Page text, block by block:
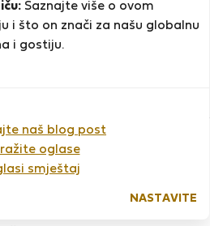
Saznajte više o ovom
i što on znači za našu globalnu
i gostiju.
naš blog post
oglase
smještaj
NASTAVITE
nema ocjena
stanare zahvaljujući StayProtection
iskustvima mnogih zadovoljnih